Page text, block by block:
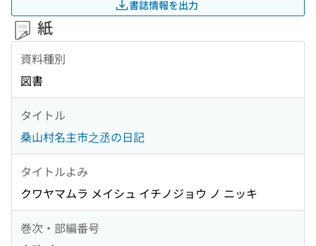
書誌情報を出力
紙
資料種別
図書
タイトル
桑山村名主市之丞の日記
タイトルよみ
クワヤマムラ メイシュ イチノジョウ ノ ニッキ
巻次・部編番号